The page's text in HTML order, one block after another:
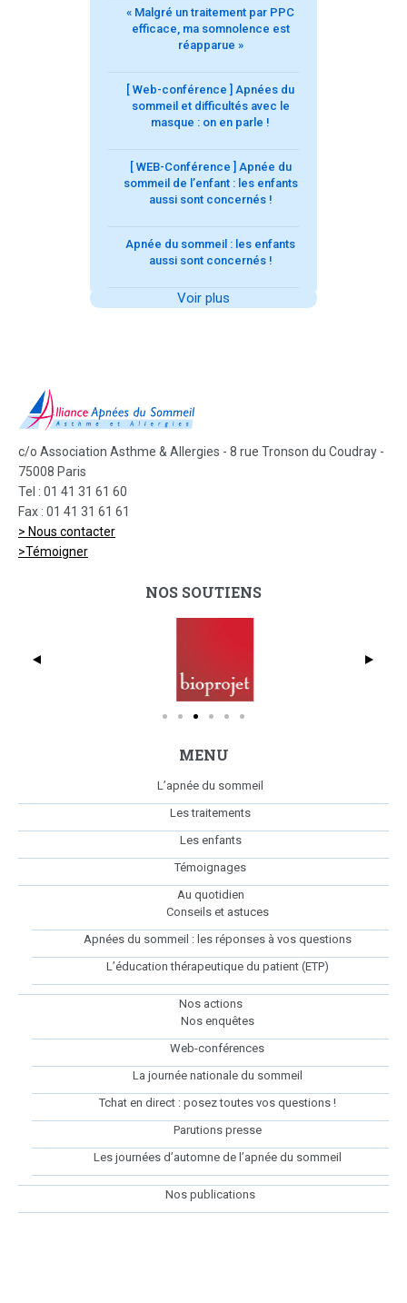
« Malgré un traitement par PPC
efficace, ma somnolence est
réapparue »
[ Web-conférence ] Apnées du
sommeil et difficultés avec le
masque : on en parle !
[ WEB-Conférence ] Apnée du
sommeil de l’enfant : les enfants
aussi sont concernés !
Apnée du sommeil : les enfants
aussi sont concernés !
Voir plus
c/o Association Asthme & Allergies - 8 rue Tronson du Coudray -
75008 Paris
Tel : 01 41 31 61 60
Fax : 01 41 31 61 61
> Nous contacter
>Témoigner
NOS SOUTIENS
MENU
L’apnée du sommeil
Les traitements
Les enfants
Témoignages
Au quotidien
Conseils et astuces
Apnées du sommeil : les réponses à vos questions
L’éducation thérapeutique du patient (ETP)
Nos actions
Nos enquêtes
Web-conférences
La journée nationale du sommeil
Tchat en direct : posez toutes vos questions !
Parutions presse
Les journées d’automne de l’apnée du sommeil
Nos publications